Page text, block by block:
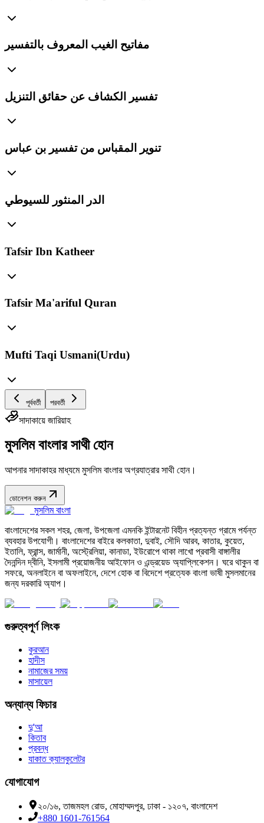
مفاتيح الغيب المعروف بالتفسير
تفسير الكشاف عن حقائق التنزيل
تنوير المقباس من تفسير بن عباس
الدر المنثور للسيوطي
Tafsir Ibn Katheer
Tafsir Ma'ariful Quran
Mufti Taqi Usmani(Urdu)
পূর্ববর্তী পরবর্তী
সাদাকায়ে জারিয়াহ
মুসলিম বাংলার সাথী হোন
আপনার সাদাকাহর মাধ্যমে মুসলিম বাংলার অগ্রযাত্রার সাথী হোন।
ডোনেশন করুন
মুসলিম বাংলা
বাংলাদেশের সকল শহর, জেলা, উপজেলা এমনকি ইন্টারনেট বিহীন প্রত্যন্ত গ্রামে পর্যন্ত
ব্যবহার উপযোগী। বাংলাদেশের বাইরে কলকাতা, দুবাই, সৌদি আরব, কাতার, কুয়েত,
ইতালি, ফ্রান্স, জার্মানী, অস্ট্রেলিয়া, কানাডা, ইউরোপে থাকা লাখো প্রবাসী বাঙ্গালীর
দৈনন্দিন দ্বীনি, ইসলামী প্রয়োজনীয় আইফোন ও এন্ড্রয়েড অ্যাপ্লিকেশন। ঘরে থাকুন বা
সফরে, অনলাইনে বা অফলাইনে, দেশে হোক বা বিদেশে প্রত্যেক বাংলা ভাষী মুসলমানের
জন্য দরকারি অ্যাপ।
গুরুত্বপূর্ণ লিংক
কুরআন
হাদীস
নামাজের সময়
মাসায়েল
অন্যান্য ফিচার
দু'আ
কিতাব
প্রবন্ধ
যাকাত ক্যালকুলেটর
যোগাযোগ
২০/১৬, তাজমহল রোড, মোহাম্মদপুর, ঢাকা - ১২০৭, বাংলাদেশ
+880 1601-761564